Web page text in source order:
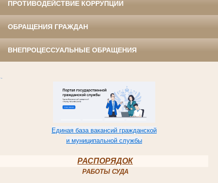
ПРОТИВОДЕЙСТВИЕ КОРРУПЦИИ
ОБРАЩЕНИЯ ГРАЖДАН
ВНЕПРОЦЕССУАЛЬНЫЕ ОБРАЩЕНИЯ
Единая база вакансий гражданской
и муниципальной службы
РАСПОРЯДОК
РАБОТЫ СУДА